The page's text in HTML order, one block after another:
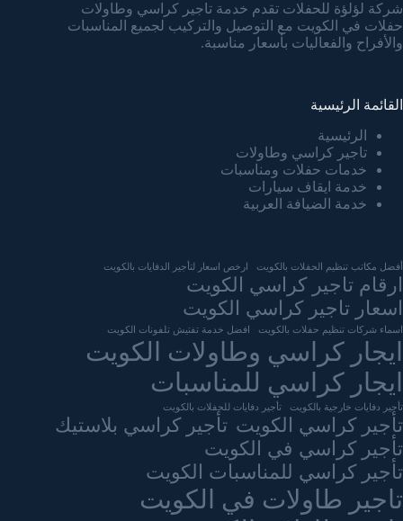
شركة لؤلؤة للحفلات تقدم خدمة تاجير كراسي وطاولات
حفلات في الكويت مع التوصيل والتركيب لجميع المناسبات
والأفراح والفعاليات بأسعار مناسبة.
القائمة الرئيسية
الرئيسية
تاجير كراسي وطاولات
خدمات حفلات ومناسبات
خدمة ايقاف سيارات
خدمة الضيافة العربية
أفضل مكاتب تنظيم الحفلات بالكويت ارخص اسعار لتأجير الدفايات بالكويت
ارقام تاجير كراسي الكويت
اسعار تاجير كراسي الكويت
اسماء شركات تنظيم حفلات بالكويت افضل خدمة تفتيش تلفونات الكويت
ايجار كراسي وطاولات الكويت
ايجار كراسي للمناسبات
تأجير دفايات خارجية بالكويت تأجير دفايات للحفلات بالكويت
تأجير كراسي الكويت تأجير كراسي بلاستيك
تأجير كراسي في الكويت
تأجير كراسي للمناسبات الكويت
تاجير طاولات في الكويت